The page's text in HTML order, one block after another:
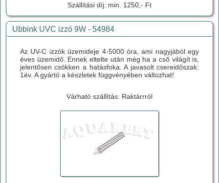
Szállítási díj: min. 1250,- Ft
Ubbink UVC izzó 9W - 54984
Az UV-C izzók üzemideje 4-5000 óra, ami nagyjából egy
éves üzemidő. Ennek eltelte után még ha a cső világít is,
jelentősen csökken a hatásfoka. A javasolt csereidőszak:
1év. A gyártó a készletek függvényében változhat!
Várható szállítás: Raktárrról